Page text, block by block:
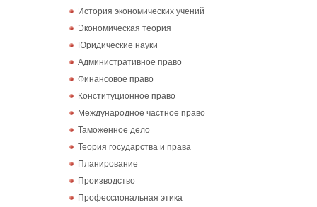
История экономических учений
Экономическая теория
Юридические науки
Административное право
Финансовое право
Конституционное право
Международное частное право
Таможенное дело
Теория государства и права
Планирование
Производство
Профессиональная этика